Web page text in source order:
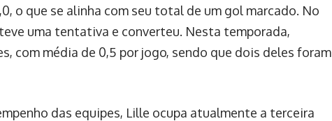
o que se alinha com seu total de um gol marcado. No
uma tentativa e converteu. Nesta temporada,
com média de 0,5 por jogo, sendo que dois deles foram
das equipes, Lille ocupa atualmente a terceira